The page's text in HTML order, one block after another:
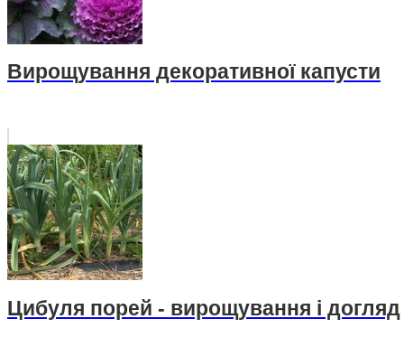
Вирощування декоративної капусти
Цибуля порей - вирощування і догляд